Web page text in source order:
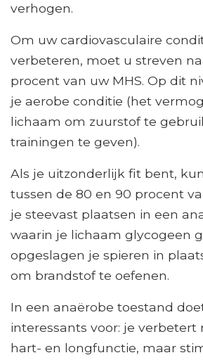
verhogen.
Om uw cardiovasculaire
verbeteren, moet u streven
procent van uw MHS. Op dit
je aerobe conditie (het
lichaam om zuurstof te
trainingen te geven).
Als je uitzonderlijk fit bent,
tussen de 80 en 90 procent
je steevast plaatsen in een
waarin je lichaam glycogeen
opgeslagen je spieren in
om brandstof te oefenen.
In een anaërobe toestand
interessants voor: je verbetert
hart- en longfunctie, maar